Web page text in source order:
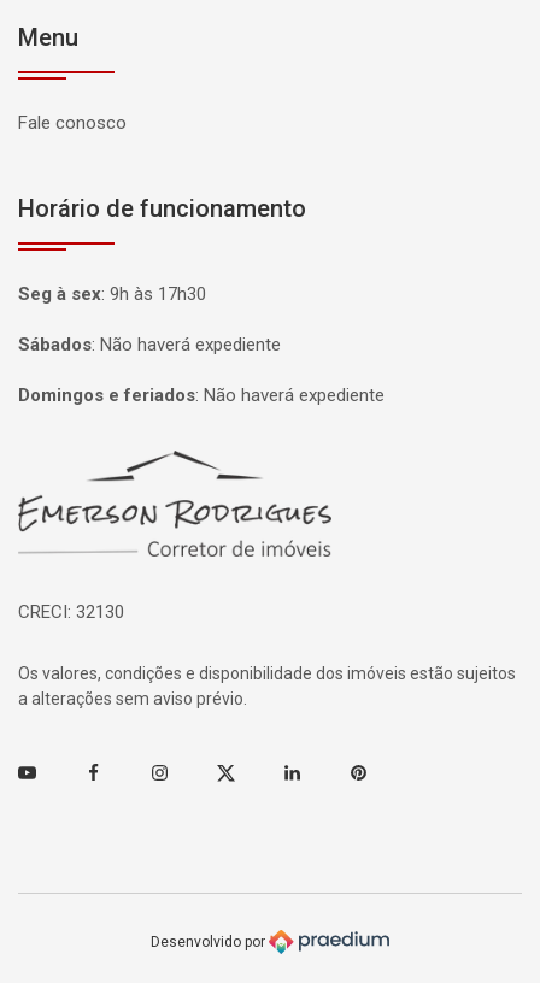
Menu
Fale conosco
Horário de funcionamento
Seg à sex: 9h às 17h30
Sábados: Não haverá expediente
Domingos e feriados: Não haverá expediente
Página inicial
CRECI: 32130
Os valores, condições e disponibilidade dos imóveis estão sujeitos
a alterações sem aviso prévio.
Youtube FacebookInstagramTwitter Linkedin Pinterest
Desenvolvido por